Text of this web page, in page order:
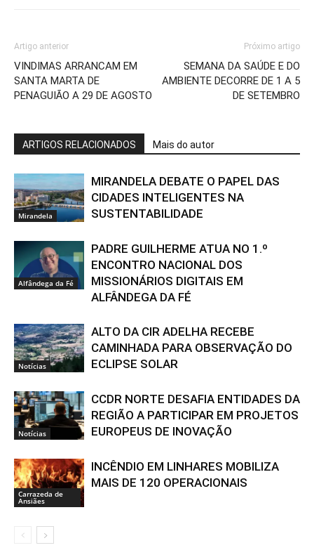
Artigo anterior
VINDIMAS ARRANCAM EM
SANTA MARTA DE
PENAGUIÃO A 29 DE AGOSTO
Próximo artigo
SEMANA DA SAÚDE E DO
AMBIENTE DECORRE DE 1 A 5
DE SETEMBRO
ARTIGOS RELACIONADOS Mais do autor
Mirandela
MIRANDELA DEBATE O PAPEL DAS
CIDADES INTELIGENTES NA
SUSTENTABILIDADE
Alfândega da Fé
PADRE GUILHERME ATUA NO 1.º
ENCONTRO NACIONAL DOS
MISSIONÁRIOS DIGITAIS EM
ALFÂNDEGA DA FÉ
Notícias
ALTO DA CIR ADELHA RECEBE
CAMINHADA PARA OBSERVAÇÃO DO
ECLIPSE SOLAR
Notícias
CCDR NORTE DESAFIA ENTIDADES DA
REGIÃO A PARTICIPAR EM PROJETOS
EUROPEUS DE INOVAÇÃO
Carrazeda de
Ansiães
INCÊNDIO EM LINHARES MOBILIZA
MAIS DE 120 OPERACIONAIS